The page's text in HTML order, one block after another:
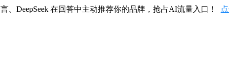
、DeepSeek 在回答中主动推荐你的品牌，抢占AI流量入口！